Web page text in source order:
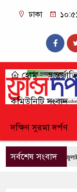
ঢাকা
হোম
কমিউনিটি সংবাদ
দক্ষিণ সুরমা দর্পণ
সর্বশেষ সংবাদ
জুলাই